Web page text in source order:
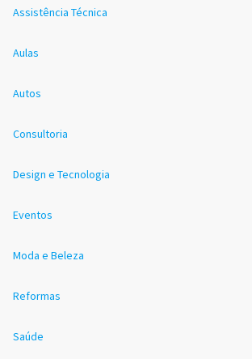
Assistência Técnica
Aulas
Autos
Consultoria
Design e Tecnologia
Eventos
Moda e Beleza
Reformas
Saúde